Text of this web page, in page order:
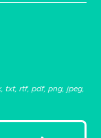
txt, rtf, pdf, png, jpeg,